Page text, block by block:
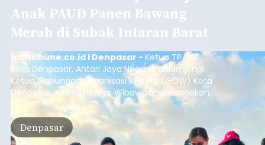
Anak PAUD Panen Bawang
Merah di Subak Intaran Barat
balitribune.co.id I Denpasar - Ketua TP PKK
Kota Denpasar, Antari Jaya Negara, didampingi
Ketua Gabungan Organisasi Wanita (GOW) Kota
Denpasar, Ayu Kristi Arya Wibawa melaksanakan
panen bawang merah dan jagung manis
bersama anak-anak Pendidikan Anak Usia Dini
(PAUD) di Subak Intaran Barat, Rabu (5/8/2026).
Denpasar